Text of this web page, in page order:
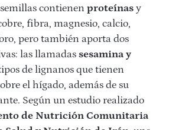
contienen proteínas y
fibra, magnesio, calcio,
pero también aporta dos
las llamadas sesamina y
de lignanos que tienen
el hígado, además de su
Según un estudio realizado
de Nutrición Comunitaria